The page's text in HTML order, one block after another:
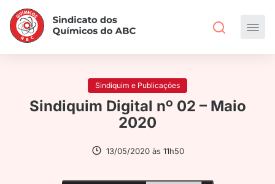
Sindiquim e Publicações
Sindiquim Digital nº 02 – Maio
2020
13/05/2020 às 11h50